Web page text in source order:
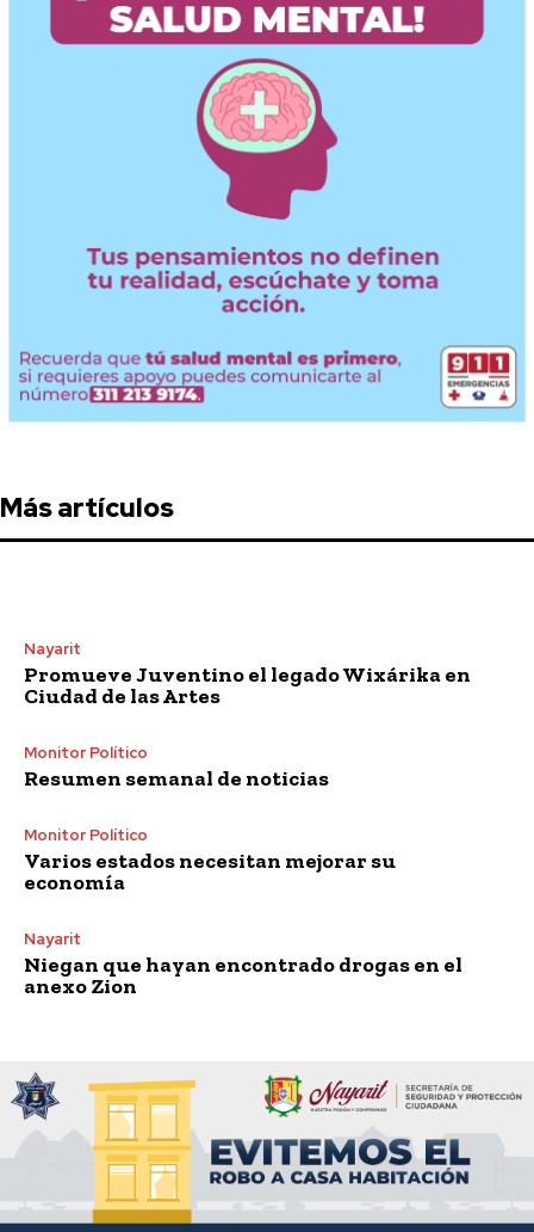
Más artículos
Nayarit
Promueve Juventino el legado Wixárika en
Ciudad de las Artes
Monitor Político
Resumen semanal de noticias
Monitor Político
Varios estados necesitan mejorar su
economía
Nayarit
Niegan que hayan encontrado drogas en el
anexo Zion